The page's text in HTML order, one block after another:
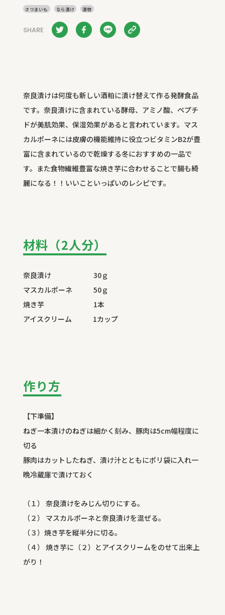
さつまいも なら漬け 漬物
SHARE
奈良漬けは何度も新しい酒粕に漬け替えて作る発酵食品
です。奈良漬けに含まれている酵母、アミノ酸、ペプチ
ドが美肌効果、保湿効果があると言われています。マス
カルポーネには皮膚の機能維持に役立つビタミンB2が豊
富に含まれているので乾燥する冬におすすめの一品で
す。また食物繊維豊富な焼き芋に合わせることで腸も綺
麗になる！！いいこといっぱいのレシピです。
材料（2人分）
奈良漬け 30ｇ
マスカルポーネ 50ｇ
焼き芋 1本
アイスクリーム 1カップ
作り方
【下準備】
ねぎ一本漬けのねぎは細かく刻み、豚肉は5cm幅程度に
切る
豚肉はカットしたねぎ、漬け汁とともにポリ袋に入れ一
晩冷蔵庫で漬けておく
（１） 奈良漬けをみじん切りにする。
（２） マスカルポーネと奈良漬けを混ぜる。
（３）焼き芋を縦半分に切る。
（４） 焼き芋に（２）とアイスクリームをのせて出来上
がり！